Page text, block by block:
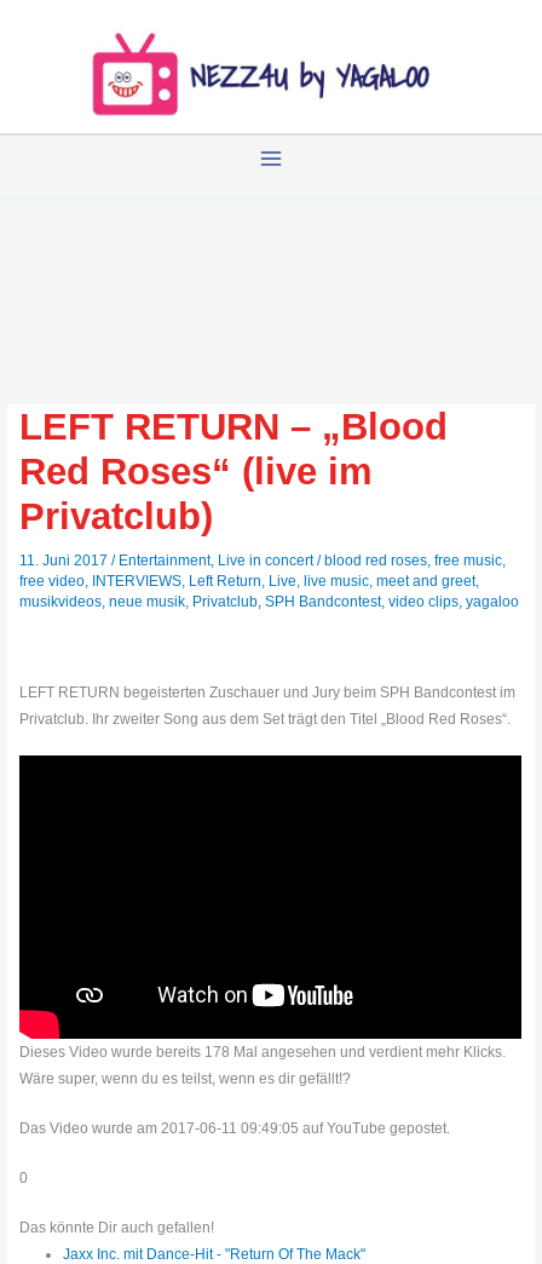
LEFT RETURN – „Blood
Red Roses“ (live im
Privatclub)
11. Juni 2017/ Entertainment, Live in concert/blood red roses ,free music
free video INTERVIEWS Left Return Live ,live music ,meet and greet,
musikvideos ,neue musik Privatclub ,SPH Bandcontest,video clips ,yagaloo
LEFT RETURN begeisterten Zuschauer und Jury beim SPH Bandcontest im
Privatclub. Ihr zweiter Song aus dem Set trägt den Titel „Blood Red Roses“.
Dieses Video wurde bereits 178 Mal angesehen und verdient mehr Klicks.
Wäre super, wenn du es teilst, wenn es dir gefällt!?
Das Video wurde am 2017-06-11 09:49:05 auf YouTube gepostet.
0
Das könnte Dir auch gefallen!
Jaxx Inc. mit Dance-Hit - "Return Of The Mack"